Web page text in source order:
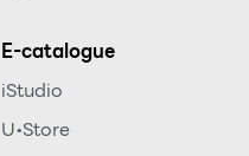
E-catalogue
iStudio
U•Store